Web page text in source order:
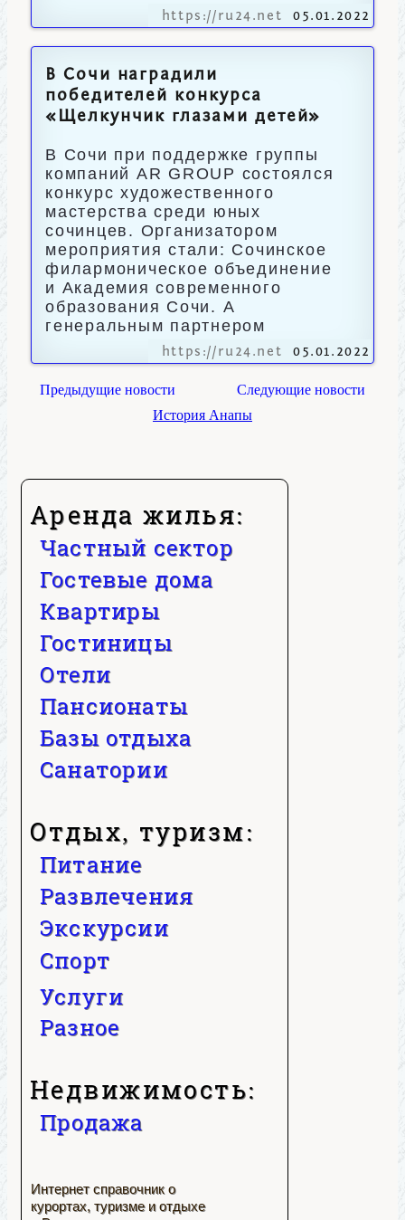
Аренда жилья:
Частный сектор
Гостевые дома
Квартиры
Гостиницы
Отели
Пансионаты
Базы отдыха
Санатории
Отдых, туризм:
Питание
Развлечения
Экскурсии
Спорт
Услуги
Разное
Недвижимость:
Продажа
Интернет справочник о
курортах, туризме и отдыхе
https://ru24.net 05.01.2022
В Сочи наградили
победителей конкурса
«Щелкунчик глазами детей»
В Сочи при поддержке группы
компаний AR GROUP состоялся
конкурс художественного
мастерства среди юных
сочинцев. Организатором
мероприятия стали: Сочинское
филармоническое объединение
и Академия современного
образования Сочи. А
генеральным партнером
https://ru24.net 05.01.2022
Предыдущие новости
Следующие новости
История Анапы